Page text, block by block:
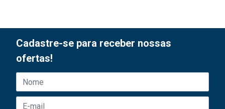
Cadastre-se para receber nossas
ofertas!